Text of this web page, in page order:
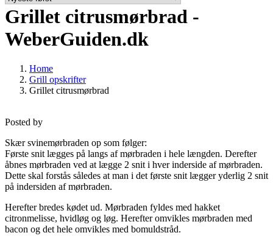
Grillet citrusmørbrad -
WeberGuiden.dk
Home
Grill opskrifter
Grillet citrusmørbrad
Posted by
Skær svinemørbraden op som følger:
Første snit lægges på langs af mørbraden i hele længden. Derefter
åbnes mørbraden ved at lægge 2 snit i hver inderside af mørbraden.
Dette skal forstås således at man i det første snit lægger yderlig 2 snit
på indersiden af mørbraden.
Herefter bredes kødet ud. Mørbraden fyldes med hakket
citronmelisse, hvidløg og løg. Herefter omvikles mørbraden med
bacon og det hele omvikles med bomuldstråd.